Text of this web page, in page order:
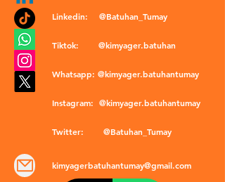
Linkedin: @Batuhan_Tumay
Tiktok: @kimyager.batuhan
Whatsapp: @kimyager.batuhantumay
Instagram: @kimyager.batuhantumay
Twitter: @Batuhan_Tumay
kimyagerbatuhantumay@gmail.com